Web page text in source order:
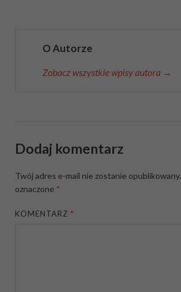
O Autorze
Zobacz wszystkie wpisy autora →
Dodaj komentarz
Twój adres e-mail nie zostanie opublikowany.
oznaczone *
KOMENTARZ*